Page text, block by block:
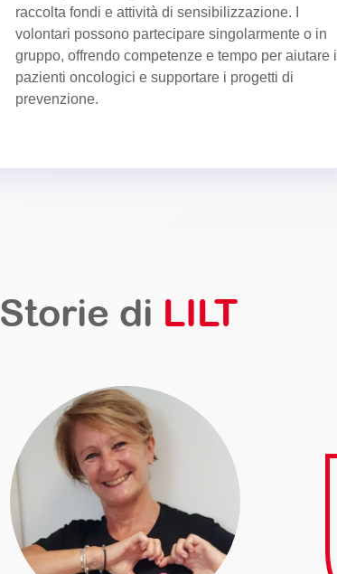
raccolta fondi e attività di sensibilizzazione. I
volontari possono partecipare singolarmente o in
gruppo, offrendo competenze e tempo per aiutare i
pazienti oncologici e supportare i progetti di
prevenzione.
Storie di LILT